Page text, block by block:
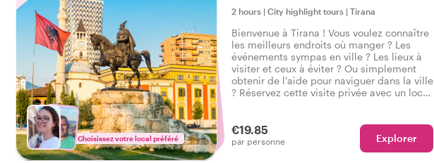
Choisissez votre local préféré
2 hours | City highlight tours | Tirana
Bienvenue à Tirana ! Vous voulez connaître
les meilleurs endroits où manger ? Les
événements sympas en ville ? Les lieux à
visiter et ceux à éviter ? Ou simplement
obtenir de l'aide pour naviguer dans la ville
? Réservez cette visite privée avec un local
trip.
€19.85
par personne Explorer